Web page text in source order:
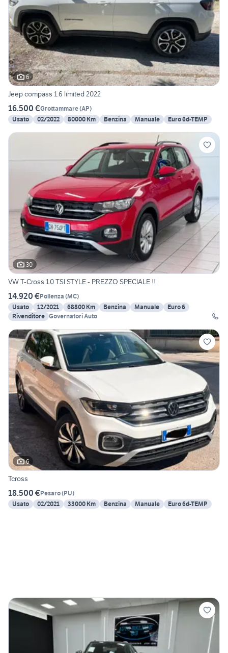
6
Jeep compass 1.6 limited 2022
16.500 €Grottammare(AP)
Usato
02/2022 80000 Km Benzina Manuale Euro 6d-TEMP
30
VW T-Cross 1.0 TSI STYLE - PREZZO SPECIALE !!
14.920 €Pollenza (MC)
Usato
12/2021 68800 Km Benzina Manuale
Euro 6
Rivenditore Governatori Auto
6
Tcross
18.500 €Pesaro(PU)
Usato
02/2021 33000 Km Benzina Manuale Euro 6d-TEMP